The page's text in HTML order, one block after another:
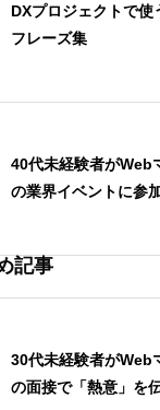
DXプロジェクトで使
フレーズ集
40代未経験者がWeb
の業界イベントに参
記事
30代未経験者がWeb
の面接で「熱意」を